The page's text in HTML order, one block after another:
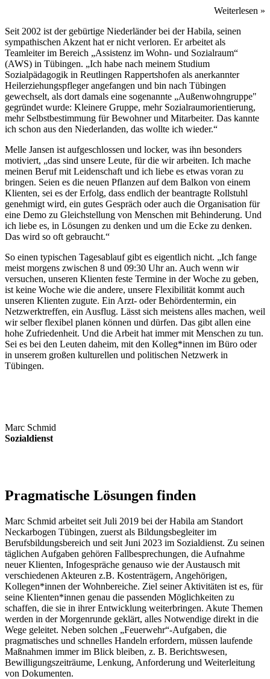
Weiterlesen »
Seit 2002 ist der gebürtige Niederländer bei der Habila, seinen
sympathischen Akzent hat er nicht verloren. Er arbeitet als
Teamleiter im Bereich „Assistenz im Wohn- und Sozialraum“
(AWS) in Tübingen. „Ich habe nach meinem Studium
Sozialpädagogik in Reutlingen Rappertshofen als anerkannter
Heilerziehungspfleger angefangen und bin nach Tübingen
gewechselt, als dort damals eine sogenannte „Außenwohngruppe"
gegründet wurde: Kleinere Gruppe, mehr Sozialraumorientierung,
mehr Selbstbestimmung für Bewohner und Mitarbeiter. Das kannte
ich schon aus den Niederlanden, das wollte ich wieder.“
Melle Jansen ist aufgeschlossen und locker, was ihn besonders
motiviert, „das sind unsere Leute, für die wir arbeiten. Ich mache
meinen Beruf mit Leidenschaft und ich liebe es etwas voran zu
bringen. Seien es die neuen Pflanzen auf dem Balkon von einem
Klienten, sei es der Erfolg, dass endlich der beantragte Rollstuhl
genehmigt wird, ein gutes Gespräch oder auch die Organisation für
eine Demo zu Gleichstellung von Menschen mit Behinderung. Und
ich liebe es, in Lösungen zu denken und um die Ecke zu denken.
Das wird so oft gebraucht.“
So einen typischen Tagesablauf gibt es eigentlich nicht. „Ich fange
meist morgens zwischen 8 und 09:30 Uhr an. Auch wenn wir
versuchen, unseren Klienten feste Termine in der Woche zu geben,
ist keine Woche wie die andere, unsere Flexibilität kommt auch
unseren Klienten zugute. Ein Arzt- oder Behördentermin, ein
Netzwerktreffen, ein Ausflug. Lässt sich meistens alles machen, weil
wir selber flexibel planen können und dürfen. Das gibt allen eine
hohe Zufriedenheit. Und die Arbeit hat immer mit Menschen zu tun.
Sei es bei den Leuten daheim, mit den Kolleg*innen im Büro oder
in unserem großen kulturellen und politischen Netzwerk in
Tübingen.
Marc Schmid
Sozialdienst
Pragmatische Lösungen finden
Marc Schmid arbeitet seit Juli 2019 bei der Habila am Standort
Neckarbogen Tübingen, zuerst als Bildungsbegleiter im
Berufsbildungsbereich und seit Juni 2023 im Sozialdienst. Zu seinen
täglichen Aufgaben gehören Fallbesprechungen, die Aufnahme
neuer Klienten, Infogespräche genauso wie der Austausch mit
verschiedenen Akteuren z.B. Kostenträgern, Angehörigen,
Kollegen*innen der Wohnbereiche. Ziel seiner Aktivitäten ist es, für
seine Klienten*innen genau die passenden Möglichkeiten zu
schaffen, die sie in ihrer Entwicklung weiterbringen. Akute Themen
werden in der Morgenrunde geklärt, alles Notwendige direkt in die
Wege geleitet. Neben solchen „Feuerwehr“-Aufgaben, die
pragmatisches und schnelles Handeln erfordern, müssen laufende
Maßnahmen immer im Blick bleiben, z. B. Berichtswesen,
Bewilligungszeiträume, Lenkung, Anforderung und Weiterleitung
von Dokumenten.